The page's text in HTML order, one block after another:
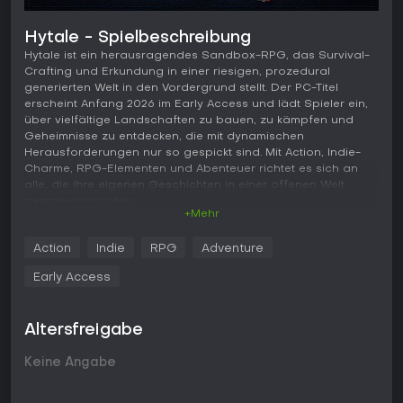
Hytale - Spielbeschreibung
Hytale ist ein herausragendes Sandbox-RPG, das Survival-
Crafting und Erkundung in einer riesigen, prozedural
generierten Welt in den Vordergrund stellt. Der PC-Titel
erscheint Anfang 2026 im Early Access und lädt Spieler ein,
über vielfältige Landschaften zu bauen, zu kämpfen und
Geheimnisse zu entdecken, die mit dynamischen
Herausforderungen nur so gespickt sind. Mit Action, Indie-
Charme, RPG-Elementen und Abenteuer richtet es sich an
alle, die ihre eigenen Geschichten in einer offenen Welt
Im Kern dreht sich Hytale um das Sammeln von Ressourcen,
das Herstellen von Tools und das Überleben in einer Welt,
- unterschiedliche Biomes mit einzigartigen Umgebungen,
Kreaturen und Materialien. Kampf ist zentral und umfasst
Fähigkeiten, die über Fortschrittssysteme aufgerüstet
+Mehr
Action Indie RPG Adventure
Early Access
Altersfreigabe
Keine Angabe